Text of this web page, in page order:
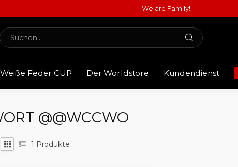
We are Family!
Weiße Feder CUP Der Worldstore Kundendienst
@@WCCWO
1 Produkte